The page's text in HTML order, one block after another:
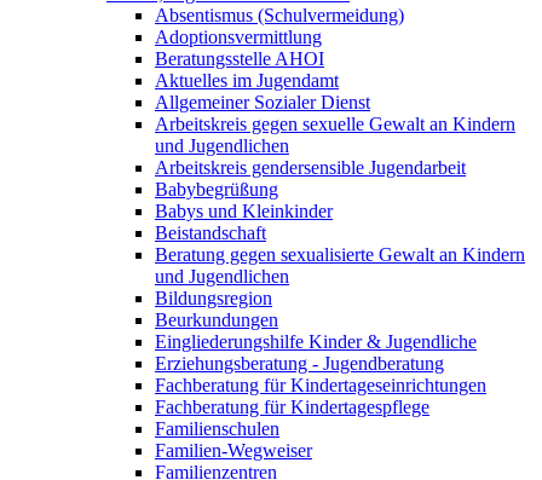
Absentismus (Schulvermeidung)
Adoptionsvermittlung
Beratungsstelle AHOI
Aktuelles im Jugendamt
Allgemeiner Sozialer Dienst
Arbeitskreis gegen sexuelle Gewalt an Kindern
und Jugendlichen
Arbeitskreis gendersensible Jugendarbeit
Babybegrüßung
Babys und Kleinkinder
Beistandschaft
Beratung gegen sexualisierte Gewalt an Kindern
und Jugendlichen
Bildungsregion
Beurkundungen
Eingliederungshilfe Kinder & Jugendliche
Erziehungsberatung - Jugendberatung
Fachberatung für Kindertageseinrichtungen
Fachberatung für Kindertagespflege
Familienschulen
Familien-Wegweiser
Familienzentren